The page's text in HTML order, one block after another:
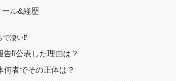
ール&経歴
で凄い⁉
告⁉公表した理由は？
何者でその正体は？